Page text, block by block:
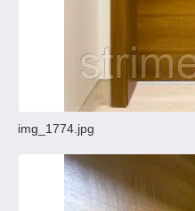
img_1774.jpg